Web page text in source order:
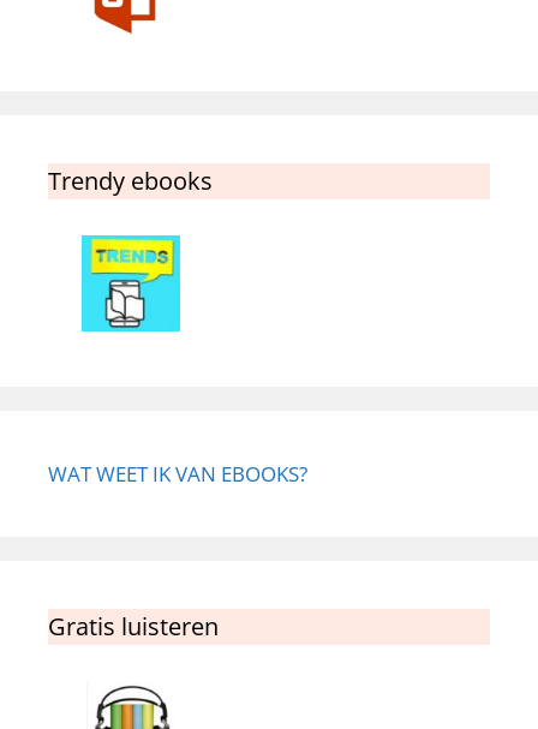
Trendy ebooks
WAT WEET IK VAN EBOOKS?
Gratis luisteren